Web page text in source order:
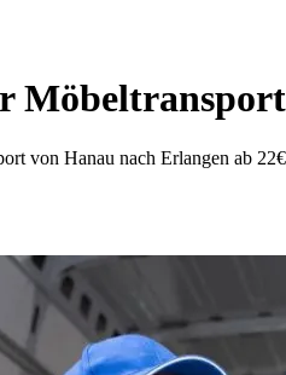
von Hanau nach Erlangen ab